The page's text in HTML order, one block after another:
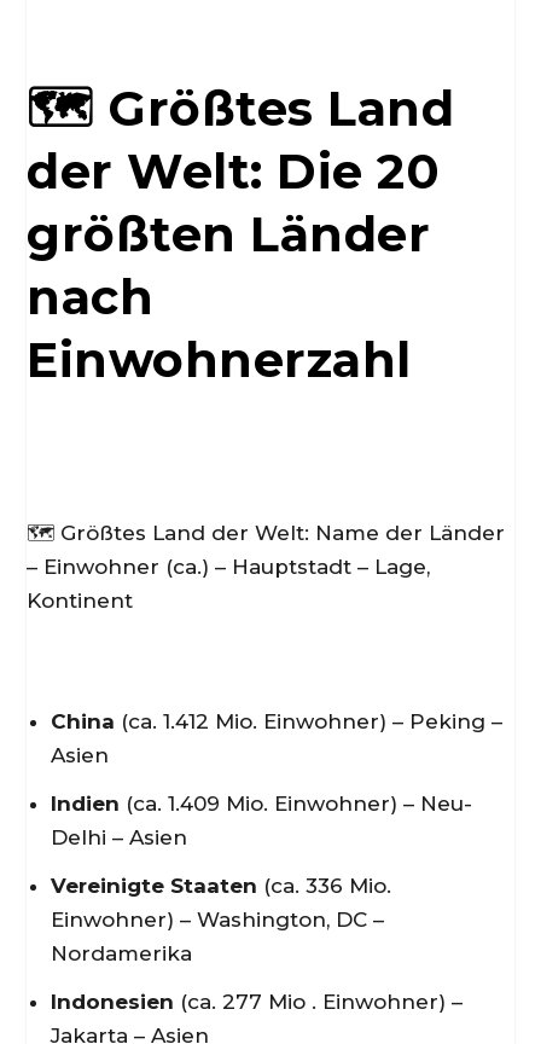
🗺️ Größtes Land
der Welt: Die 20
größten Länder
nach
Einwohnerzahl
🗺️ Größtes Land der Welt: Name der Länder
– Einwohner (ca.) – Hauptstadt – Lage,
Kontinent
China (ca. 1.412 Mio. Einwohner) – Peking –
Asien
Indien (ca. 1.409 Mio. Einwohner) – Neu-
Delhi – Asien
Vereinigte Staaten (ca. 336 Mio.
Einwohner) – Washington, DC –
Nordamerika
Indonesien (ca. 277 Mio . Einwohner) –
Jakarta – Asien